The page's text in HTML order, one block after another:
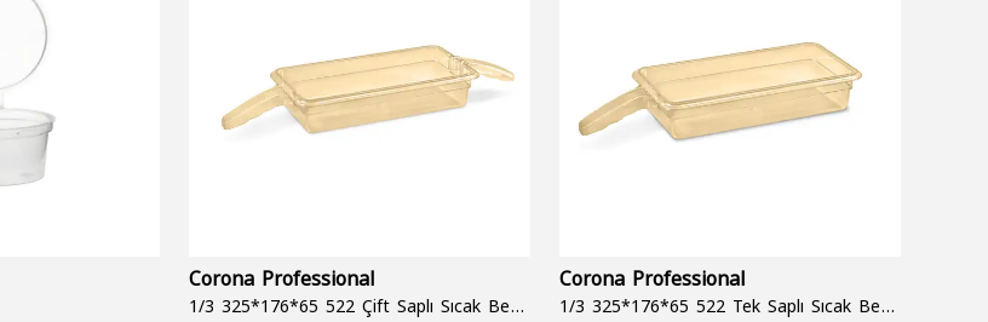
Corona Professional
1/3 325*176*65 522 Çift Saplı Sıcak Bekletme Tepsisi
Corona Professional
1/3 325*176*65 522 Tek Saplı Sıcak Bekletme Tepsisi